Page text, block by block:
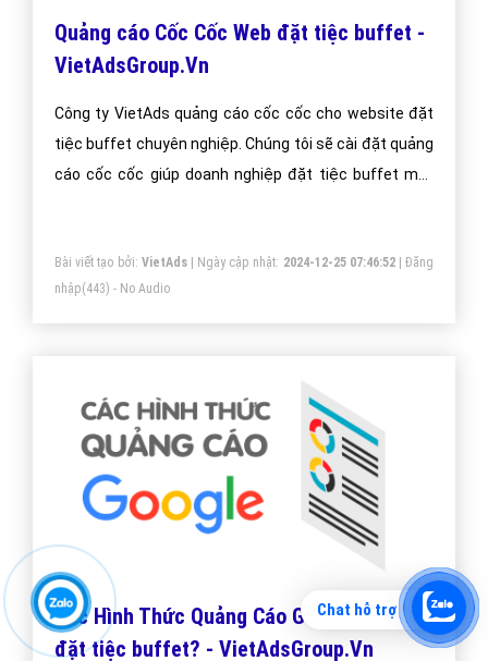
Quảng cáo Cốc Cốc Web đặt tiệc buffet -
VietAdsGroup.Vn
Công ty VietAds quảng cáo cốc cốc cho website đặt
tiệc buffet chuyên nghiệp. Chúng tôi sẽ cài đặt quảng
cáo cốc cốc giúp doanh nghiệp đặt tiệc buffet một
cốc cốc.
Bài viết tạo bởi: VietAds| Ngày cập nhật: 2024-12-25 07:46:52|Đăng
nhập(443) - No Audio
Các Hình Thức Quảng Cáo Google Website
đặt tiệc buffet? - VietAdsGroup.Vn
Chat hỗ trợ